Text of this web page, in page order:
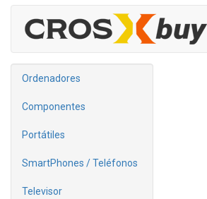
Ordenadores
Componentes
Portátiles
SmartPhones / Teléfonos
Televisor